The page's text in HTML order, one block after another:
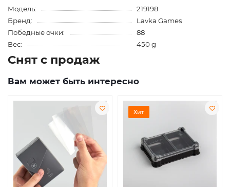
Модель:
219198
Бренд:
Lavka Games
Победные очки:
88
Вес:
450 g
Снят с продаж
Вам может быть интересно
Хит